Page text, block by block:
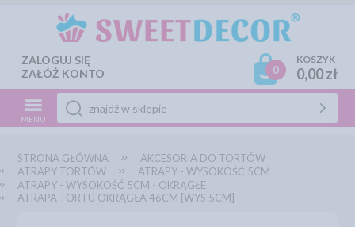
ZALOGUJ SIĘ
ZAŁÓŻ KONTO
0
KOSZYK
0,00 zł
MENU
STRONA GŁÓWNA
AKCESORIA DO TORTÓW
ATRAPY TORTÓW
ATRAPY - WYSOKOŚĆ 5CM
ATRAPY - WYSOKOŚĆ 5CM - OKRĄGŁE
ATRAPA TORTU OKRĄGŁA 46CM [WYS 5CM]